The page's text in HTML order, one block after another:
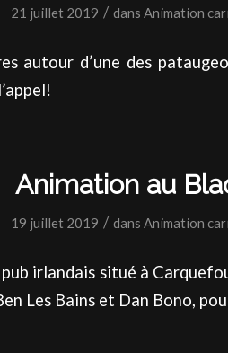
21 juillet 2019 / dans Animation
autour d’une des
Animation au
19 juillet 2019 / dans Animation
irlandais situé à
Les Bains et Dan Bono,